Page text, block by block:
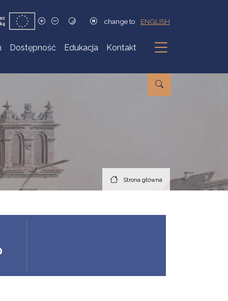
change to ENGLISH
Dostępność Edukacja Kontakt
Podmenu
Strona główna